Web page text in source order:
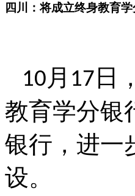
四川：将成立终身教育
10 月 17 日
教育学分银
银行，进一
设。